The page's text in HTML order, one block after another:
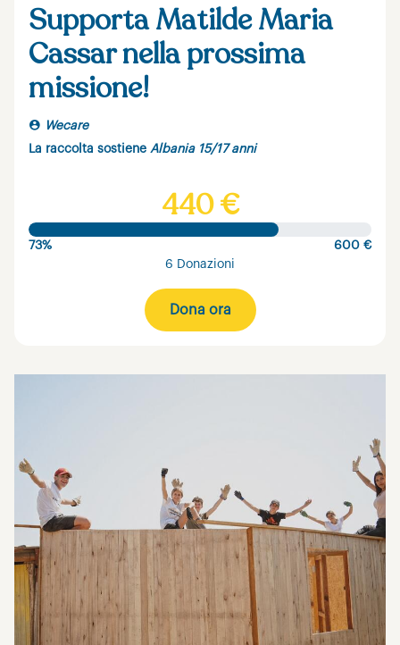
Supporta Matilde Maria
Cassar nella prossima
missione!
Wecare
La raccolta sostiene Albania 15/17 anni
440 €
73%
600 €
6 Donazioni
Dona ora